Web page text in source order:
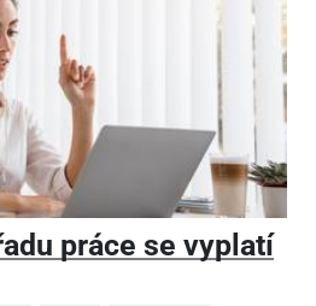
práce se vyplatí